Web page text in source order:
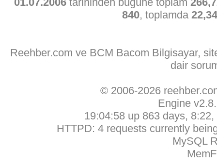
840, toplamda
Reehber.com ve BCM Bacom Bilgisayar,
dair
© 2006-2026
Engine
19:04:58 up 863 days,
HTTPD: 4 requests currently
MySQL